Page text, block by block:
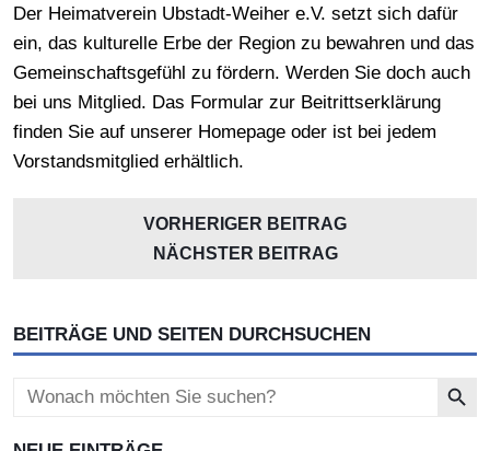
Der Heimatverein Ubstadt-Weiher e.V. setzt sich dafür
ein, das kulturelle Erbe der Region zu bewahren und das
Gemeinschaftsgefühl zu fördern. Werden Sie doch auch
bei uns Mitglied. Das Formular zur Beitrittserklärung
finden Sie auf unserer Homepage oder ist bei jedem
Vorstandsmitglied erhältlich.
VORHERIGER BEITRAG
NÄCHSTER BEITRAG
BEITRÄGE UND SEITEN DURCHSUCHEN
Search
for: